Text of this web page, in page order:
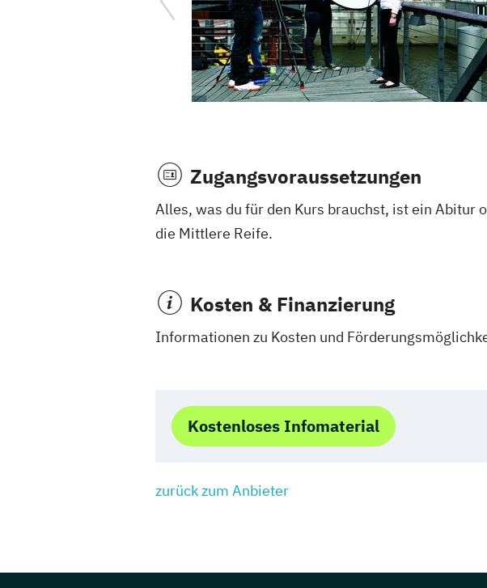
Zugangsvoraussetzungen
Alles, was du für den Kurs brauchst, ist ein Abitur
die Mittlere Reife.
Kosten & Finanzierung
Informationen zu Kosten und
Kostenloses Infomaterial
zurück zum Anbieter